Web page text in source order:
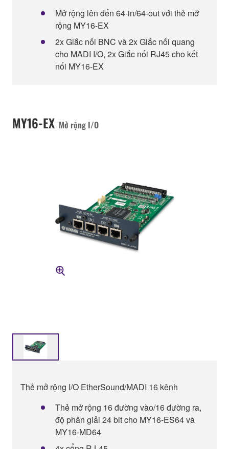
Mở rộng lên đến 64-in/64-out với thẻ mở
rộng MY16-EX
2x Giắc nối BNC và 2x Giắc nối quang
cho MADI I/O, 2x Giắc nối RJ45 cho kết
nối MY16-EX
MY16-EX Mở rộng I/O
Thẻ mở rộng I/O EtherSound/MADI 16 kênh
Thẻ mở rộng 16 đường vào/16 đường ra,
độ phân giải 24 bit cho MY16-ES64 và
MY16-MD64